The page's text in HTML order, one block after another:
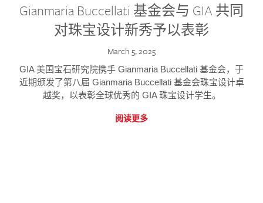
Gianmaria Buccellati 基金会与 GIA 共同
对珠宝设计新秀予以表彰
March 5, 2025
GIA 美国宝石研究院携手 Gianmaria Buccellati 基金会，于
近期颁发了第八届 Gianmaria Buccellati 基金会珠宝设计卓
越奖，以表彰全球优秀的 GIA 珠宝设计学生。
阅读更多